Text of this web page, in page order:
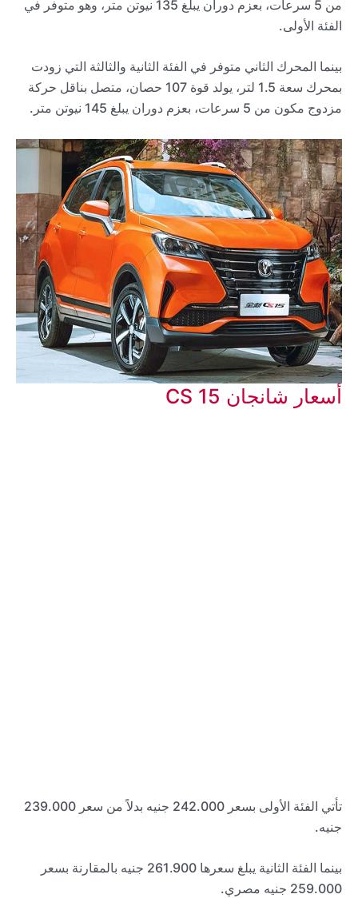
من 5 سرعات، بعزم دوران يبلغ 135 نيوتن متر، وهو متوفر في
الفئة الأولى.
بينما المحرك الثاني متوفر في الفئة الثانية والثالثة التي زودت
بمحرك سعة 1.5 لتر، يولد قوة 107 حصان، متصل بناقل حركة
مزدوج مكون من 5 سرعات، بعزم دوران يبلغ 145 نيوتن متر.
أسعار شانجان CS 15
تأتي الفئة الأولى بسعر 242.000 جنيه بدلاً من سعر 239.000
جنيه.
بينما الفئة الثانية يبلغ سعرها 261.900 جنيه بالمقارنة بسعر
259.000 جنيه مصري.